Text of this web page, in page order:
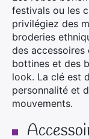
festivals ou les
privilégiez des
broderies
des accessoires
bottines et des
look. La clé est
personnalité et
mouvements.